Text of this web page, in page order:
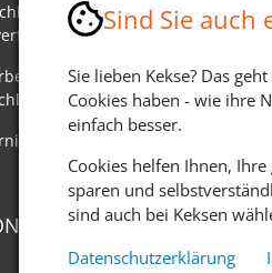
- Herstellung im
als
Sicherheitsbeschlag
mit Drehknauf
Sind Sie auch
Sie lieben Kekse? Das
Cookies haben - wie ihre
einfach besser.
Cookies helfen Ihnen,
sparen und
sind auch bei Keksen
Datenschutzerklärung